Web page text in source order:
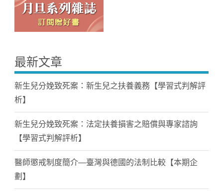
最新文章
新生兒分娩致死案：新生兒之扶養義務【學習式判解評
析】
新生兒分娩致死案：法定扶養損害之賠償與專家諮詢
【學習式判解評析】
醫師懲戒制度簡介—臺灣與德國的法制比較【本期企
劃】